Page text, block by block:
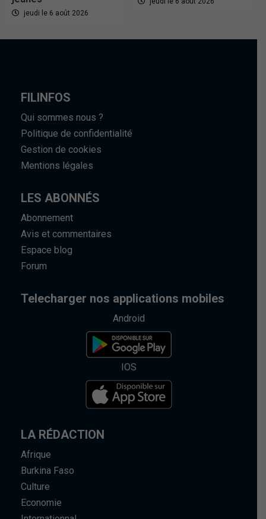
jeudi le 6 août 2026
FILINFOS
Qui sommes nous ?
Politique de confidentialité
Gestion de cookies
Mentions légales
LES ABONNÉS
Abonnement
Avis et commentaires
Espace blog
Forum
Telecharger nos applications mobiles
Android
IOS
LA RÉDACTION
Afrique
Burkina Faso
Culture
Economie